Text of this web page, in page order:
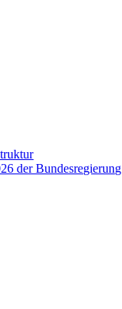
der Bundesregierung